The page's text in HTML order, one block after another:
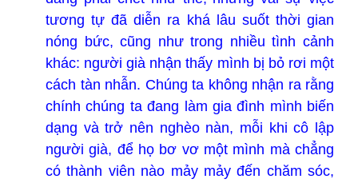
tương tự đã diễn ra khá lâu suốt thời gian
nóng bức, cũng như trong nhiều tình cảnh
khác: người già nhận thấy mình bị bỏ rơi một
cách tàn nhẫn. Chúng ta không nhận ra rằng
chính chúng ta đang làm gia đình mình biến
dạng và trở nên nghèo nàn, mỗi khi cô lập
người già, để họ bơ vơ một mình mà chẳng
có thành viên nào mảy mảy đến chăm sóc,